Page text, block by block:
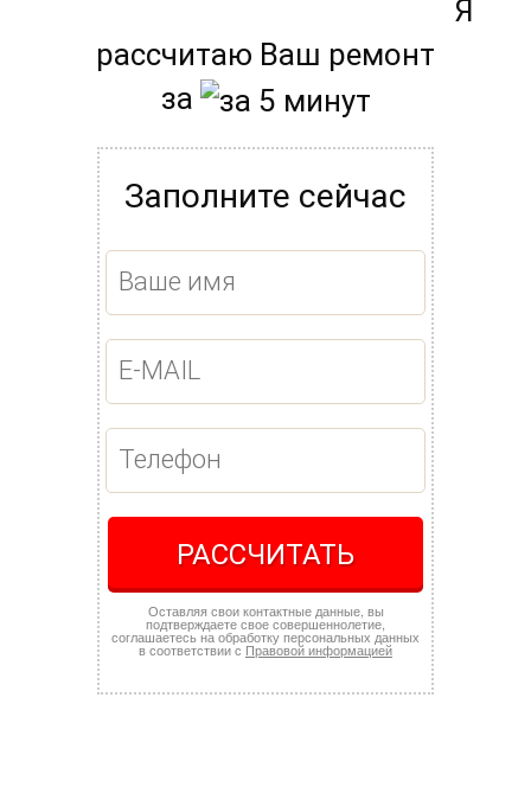
Я
рассчитаю Ваш ремонт
за
Заполните сейчас
РАССЧИТАТЬ
Оставляя свои контактные данные, вы
подтверждаете свое совершеннолетие,
соглашаетесь на обработку персональных данных
в соответствии с Правовой информацией